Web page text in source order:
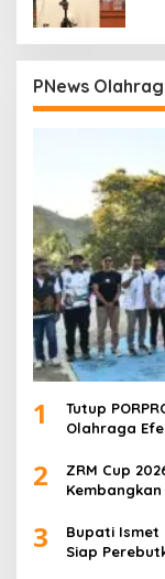
PNews
1
Tutup
Olahraga
2
ZRM Cup
3
Bupati Ismet
Siap